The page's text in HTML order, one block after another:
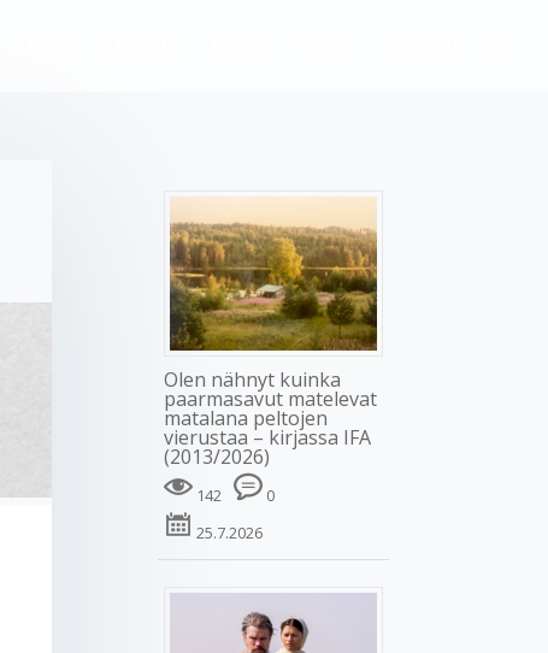
Olen nähnyt kuinka
paarmasavut matelevat
matalana peltojen
vierustaa – kirjassa IFA
(2013/2026)
142
0
25.7.2026